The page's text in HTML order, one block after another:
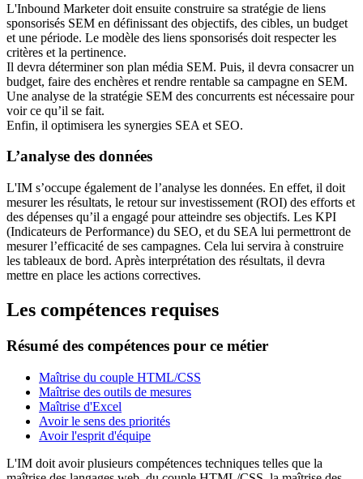
L'Inbound Marketer doit ensuite construire sa stratégie de liens
sponsorisés SEM en définissant des objectifs, des cibles, un budget
et une période. Le modèle des liens sponsorisés doit respecter les
critères et la pertinence.
Il devra déterminer son plan média SEM. Puis, il devra consacrer un
budget, faire des enchères et rendre rentable sa campagne en SEM.
Une analyse de la stratégie SEM des concurrents est nécessaire pour
voir ce qu’il se fait.
Enfin, il optimisera les synergies SEA et SEO.
L’analyse des données
L'IM s’occupe également de l’analyse les données. En effet, il doit
mesurer les résultats, le retour sur investissement (ROI) des efforts et
des dépenses qu’il a engagé pour atteindre ses objectifs. Les KPI
(Indicateurs de Performance) du SEO, et du SEA lui permettront de
mesurer l’efficacité de ses campagnes. Cela lui servira à construire
les tableaux de bord. Après interprétation des résultats, il devra
mettre en place les actions correctives.
Les compétences requises
Résumé des compétences pour ce métier
Maîtrise du couple HTML/CSS
Maîtrise des outils de mesures
Maîtrise d'Excel
Avoir le sens des priorités
Avoir l'esprit d'équipe
L'IM doit avoir plusieurs compétences techniques telles que la